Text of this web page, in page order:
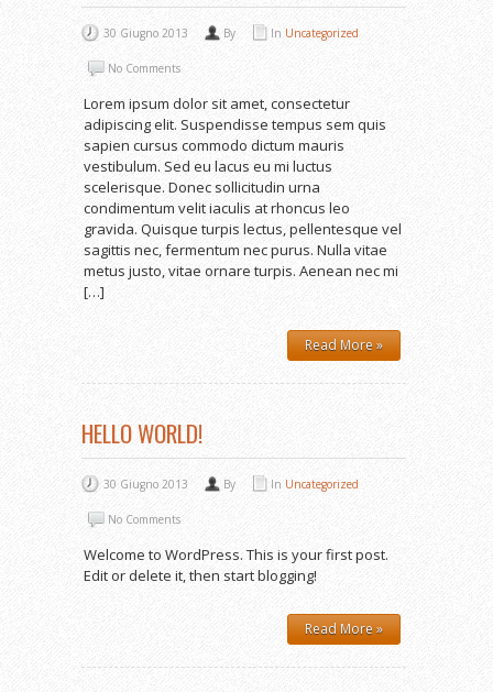
30 Giugno 2013 By In Uncategorized
No Comments
Lorem ipsum dolor sit amet, consectetur
adipiscing elit. Suspendisse tempus sem quis
sapien cursus commodo dictum mauris
vestibulum. Sed eu lacus eu mi luctus
scelerisque. Donec sollicitudin urna
condimentum velit iaculis at rhoncus leo
gravida. Quisque turpis lectus, pellentesque vel
sagittis nec, fermentum nec purus. Nulla vitae
metus justo, vitae ornare turpis. Aenean nec mi
[…]
Read More »
HELLO WORLD!
30 Giugno 2013 By In Uncategorized
No Comments
Welcome to WordPress. This is your first post.
Edit or delete it, then start blogging!
Read More »